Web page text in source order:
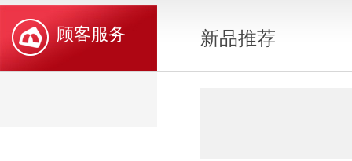
顾客服务 新品推荐